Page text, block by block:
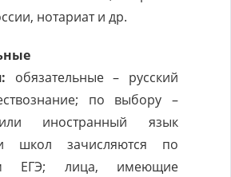
нотариат и др.
обязательные – русский
по выбору –
иностранный язык
школ зачисляются по
ЕГЭ; лица, имеющие